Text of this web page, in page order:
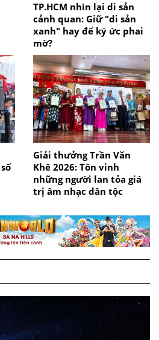
TP.HCM nhìn lại di sản
cảnh quan: Giữ "di sản
xanh" hay để ký ức phai
mờ?
Giải thưởng Trần Văn
Khê 2026: Tôn vinh
những người lan tỏa giá
trị âm nhạc dân tộc